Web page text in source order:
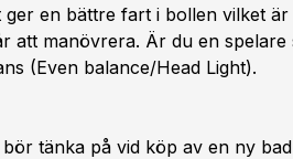
en bättre fart i bollen vilket
att manövrera. Är du en
(Even balance/Head Light).
tänka på vid köp av en ny